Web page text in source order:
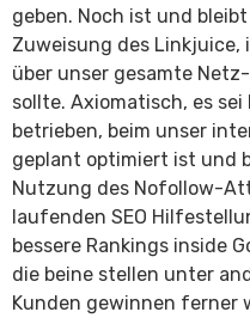
geben. Noch ist und
Zuweisung des
über unser gesamte
sollte. Axiomatisch, es
betrieben, beim unser
geplant optimiert ist und
Nutzung des Nofollow-
laufenden SEO
bessere Rankings inside
die beine stellen unter
Kunden gewinnen ferner